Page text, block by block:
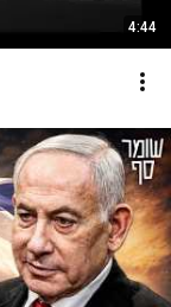
4:44